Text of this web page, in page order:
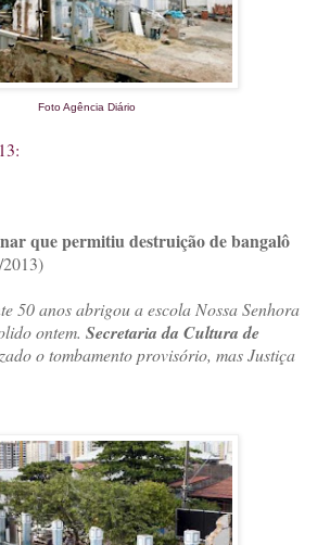
Foto Agência Diário
que permitiu destruição de bangalô
50 anos abrigou a escola Nossa Senhora
ontem. Secretaria da Cultura de
o tombamento provisório, mas Justiça